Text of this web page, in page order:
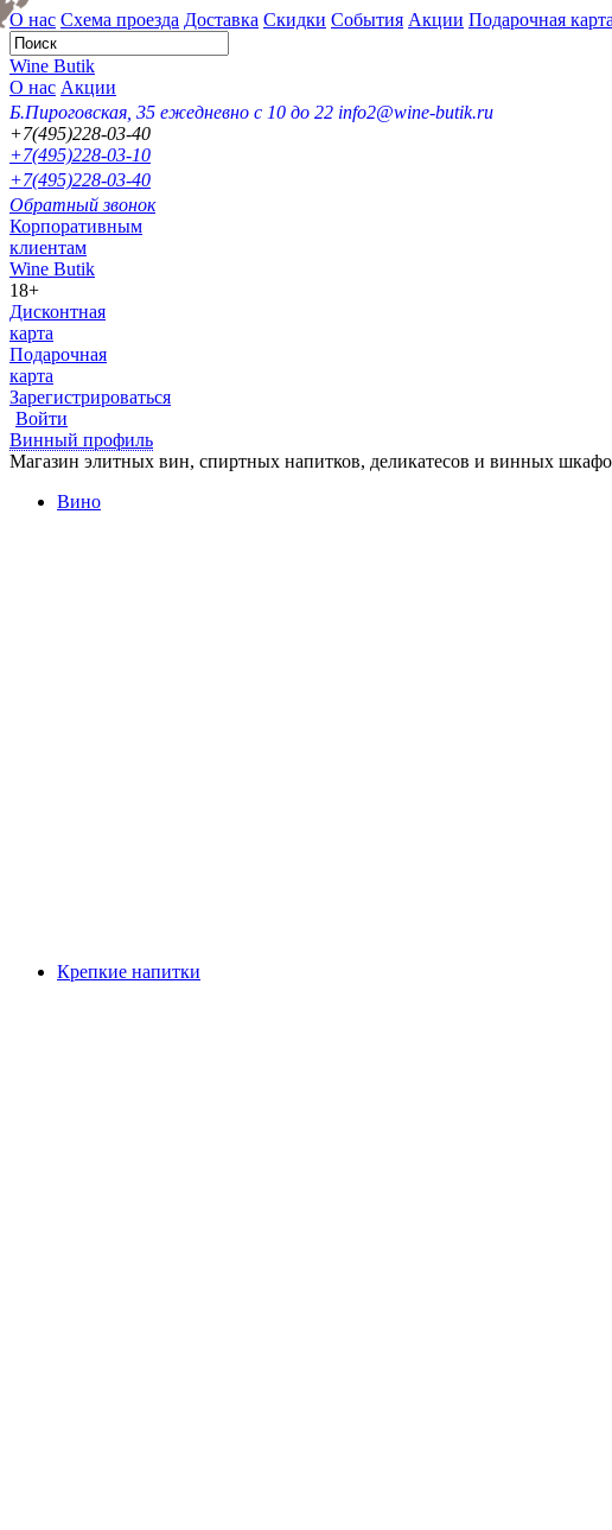
О нас Схема проезда Доставка Скидки События Акции Подарочная карта
Wine Butik
О нас Акции
Б.Пироговская, 35 ежедневно с 10 до 22 info2@wine-butik.ru
+7(495)228-03-40
+7(495)228-03-10
+7(495)228-03-40
Обратный звонок
Корпоративным
клиентам
Wine Butik
18+
Дисконтная
карта
Подарочная
карта
Зарегистрироваться
Войти
Винный профиль
Магазин элитных вин, спиртных напитков, деликатесов и винных
Вино
Крепкие напитки